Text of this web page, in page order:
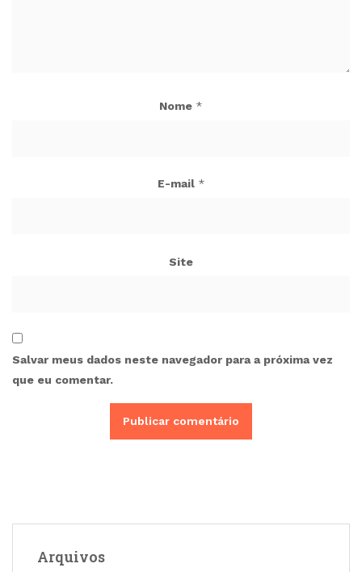
Nome *
E-mail *
Site
Salvar meus dados neste navegador para a próxima vez
que eu comentar.
Arquivos